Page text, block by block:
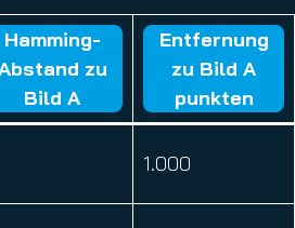
Hamming-
zu
Bild A
Entfernung
zu Bild A
punkten
1.000